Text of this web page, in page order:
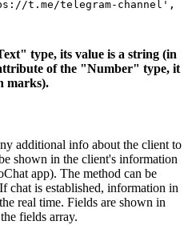
t.me/telegram-channel',
type, its value is a string (in
of the "Number" type, it
marks).
additional info about the client to
shown in the client's information
app). The method can be
chat is established, information in
real time. Fields are shown in
fields array.